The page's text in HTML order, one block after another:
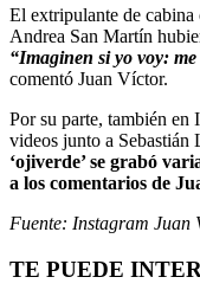
El extripulante de
Andrea San Martín
“Imaginen si yo voy:
comentó Juan Víctor.
Por su parte, también
videos junto a Sebastián
‘ojiverde’ se grabó
a los comentarios de
Fuente: Instagram Juan
TE PUEDE